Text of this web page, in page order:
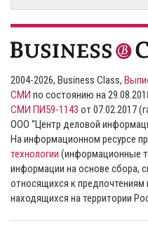
2004-2026, Business Class,
СМИ по состоянию на
СМИ ПИ59-1143 от 07.02.2017
ООО “Центр деловой
На информационном ресурсе
технологии (информационные
информации на основе сбора,
относящихся к предпочтениям
находящихся на территории